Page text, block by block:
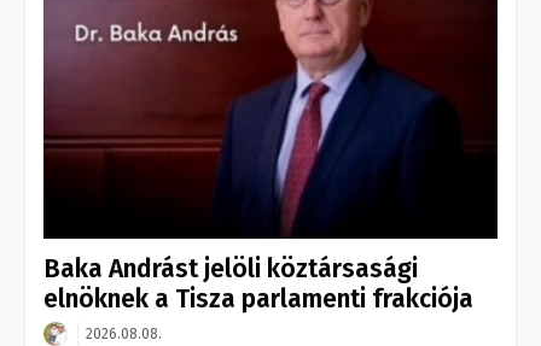
Baka Andrást jelöli köztársasági
elnöknek a Tisza parlamenti frakciója
2026.08.08.